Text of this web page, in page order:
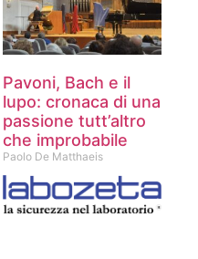
Pavoni, Bach e il
lupo: cronaca di una
passione tutt’altro
che improbabile
Paolo De Matthaeis